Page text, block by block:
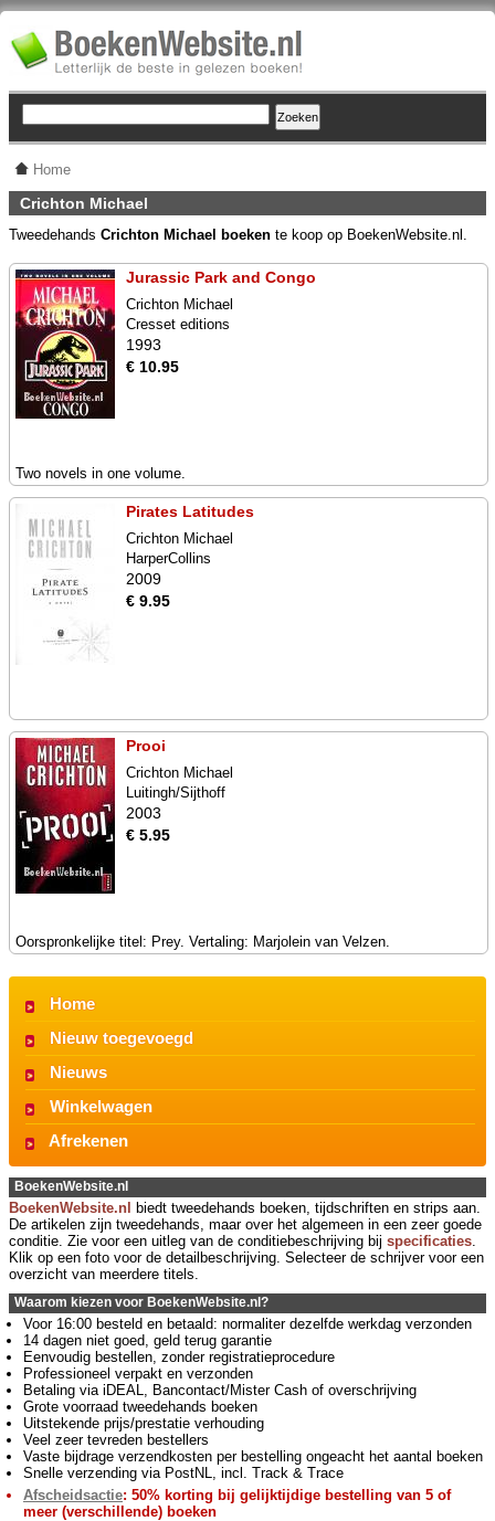
Home
Crichton Michael
Tweedehands Crichton Michael boeken te koop op BoekenWebsite.nl.
Jurassic Park and Congo
Crichton Michael
Cresset editions
1993
€ 10.95
Two novels in one volume.
Pirates Latitudes
Crichton Michael
HarperCollins
2009
€ 9.95
Prooi
Crichton Michael
Luitingh/Sijthoff
2003
€ 5.95
Oorspronkelijke titel: Prey. Vertaling: Marjolein van Velzen.
Home
Nieuw toegevoegd
Nieuws
Winkelwagen
Afrekenen
BoekenWebsite.nl
BoekenWebsite.nl
biedt tweedehands boeken, tijdschriften en strips aan.
De artikelen zijn tweedehands, maar over het algemeen in een zeer goede
conditie. Zie voor een uitleg van de conditiebeschrijving bij specificaties.
Klik op een foto voor de detailbeschrijving. Selecteer de schrijver voor een
overzicht van meerdere titels.
Waarom kiezen voor BoekenWebsite.nl?
Voor 16:00 besteld en betaald: normaliter dezelfde werkdag verzonden
14 dagen niet goed, geld terug garantie
Eenvoudig bestellen, zonder registratieprocedure
Professioneel verpakt en verzonden
Betaling via iDEAL, Bancontact/Mister Cash of overschrijving
Grote voorraad tweedehands boeken
Uitstekende prijs/prestatie verhouding
Veel zeer tevreden bestellers
Vaste bijdrage verzendkosten per bestelling ongeacht het aantal boeken
Snelle verzending via PostNL, incl. Track & Trace
Afscheidsactie: 50% korting bij gelijktijdige bestelling van 5 of
meer (verschillende) boeken